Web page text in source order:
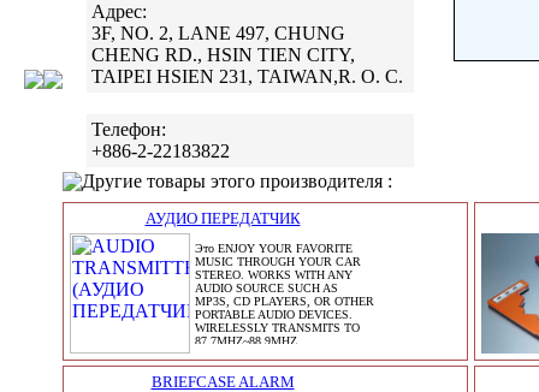
Адрес:
3F, NO. 2, LANE 497, CHUNG
CHENG RD., HSIN TIEN CITY,
TAIPEI HSIEN 231, TAIWAN,R. O. C.
Телефон:
+886-2-22183822
Другие товары этого производителя :
АУДИО ПЕРЕДАТЧИК
Это ENJOY YOUR FAVORITE
MUSIC THROUGH YOUR CAR
STEREO. WORKS WITH ANY
AUDIO SOURCE SUCH AS
MP3S, CD PLAYERS, OR OTHER
PORTABLE AUDIO DEVICES.
WIRELESSLY TRANSMITS TO
87.7MHZ~88.9MHZ,
BRIEFCASE ALARM